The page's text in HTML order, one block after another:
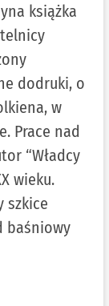
książka
dodruki, o
w
Prace nad
“Władcy
wieku.
szkice
baśniowy